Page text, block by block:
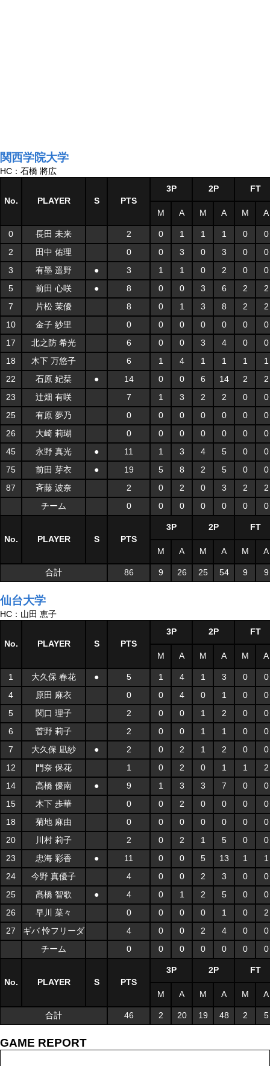
関西学院大学
HC：石橋 將広
No. PLAYER S PTS
3P 2P FT
M A M A M A
0 長田 未来 2 0 1 1 1 0
0
2
田中 佑理 0 0 3 0 3 0
0
3
有墨 遥野 ● 3 1 1 0 2 0
0
5
前田 心咲 ● 8 0 0 3 6 2
2
7
片松 茉優 8 0 1 3 8 2
2
10
金子 紗里 0 0 0 0 0 0
0
17
北之防 希光 6 0 0 3 4 0
0
18
木下 万悠子 6 1 4 1 1 1
1
22
石原 妃栞 ● 14 0 0 6 14 2
2
23
辻畑 有咲 7 1 3 2 2 0
0
25
有原 夢乃 0 0 0 0 0 0
0
26
大崎 莉瑚 0 0 0 0 0 0
0
45
永野 真光 ● 11 1 3 4 5 0
0
75
前田 芽衣 ● 19 5 8 2 5 0
0
87
斉藤 波奈 2 0 2 0 3 2
2
チーム
0 0 0 0 0 0 0
No. PLAYER S PTS
3P 2P FT
M A M A M A
合計 86 9 26 25 54 9 9
仙台大学
HC：山田 恵子
No. PLAYER S PTS
3P 2P FT
M A M A M A
1 大久保 春花 ● 5 1 4 1 3 0
0
4
原田 麻衣 0 0 4 0 1 0
0
5
関口 理子 2 0 0 1 2 0
0
6
菅野 莉子 2 0 0 1 1 0
0
7
大久保 凪紗 ● 2 0 2 1 2 0
0
12
門奈 保花 1 0 2 0 1 1
2
14
高橋 優南 ● 9 1 3 3 7 0
0
15
木下 歩華 0 0 2 0 0 0
0
18
菊地 麻由 0 0 0 0 0 0
0
20
川村 莉子 2 0 2 1 5 0
0
23
忠海 彩香 ● 11 0 0 5 13 1
1
24
今野 真優子 4 0 0 2 3 0
0
25
髙橋 智歌 ● 4 0 1 2 5 0
0
26
早川 菜々 0 0 0 0 1 0
2
27
ギバ 怜フリーダ 4 0 0 2 4 0
0
チーム
0 0 0 0 0 0 0
No. PLAYER S PTS
3P 2P FT
M A M A M A
合計 46 2 20 19 48 2 5
GAME REPORT